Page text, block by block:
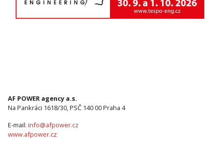
AF POWER agency a.s.
Na Pankráci 1618/30, PSČ 140 00 Praha 4
E-mail: info@afpower.cz
www.afpower.cz